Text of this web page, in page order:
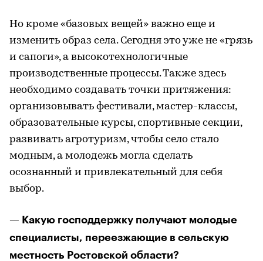
Но кроме «базовых вещей» важно еще и
изменить образ села. Сегодня это уже не «грязь
и сапоги», а высокотехнологичные
производственные процессы. Также здесь
необходимо создавать точки притяжения:
организовывать фестивали, мастер-классы,
образовательные курсы, спортивные секции,
развивать агротуризм, чтобы село стало
модным, а молодежь могла сделать
осознанный и привлекательный для себя
выбор.
— Какую господдержку получают молодые
специалисты, переезжающие в сельскую
местность Ростовской области?